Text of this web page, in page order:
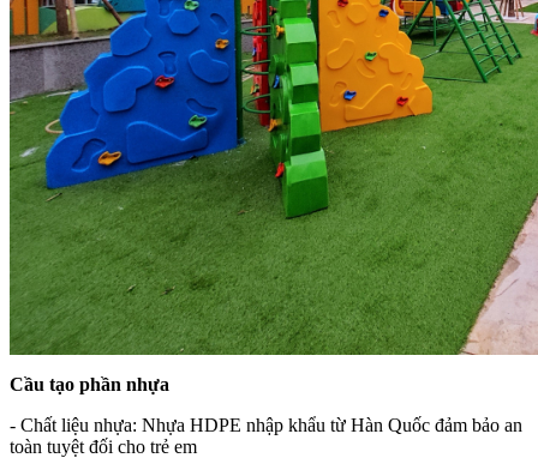
Cầu tạo phần nhựa
- Chất liệu nhựa: Nhựa HDPE nhập khẩu từ Hàn Quốc đảm bảo an
toàn tuyệt đối cho trẻ em